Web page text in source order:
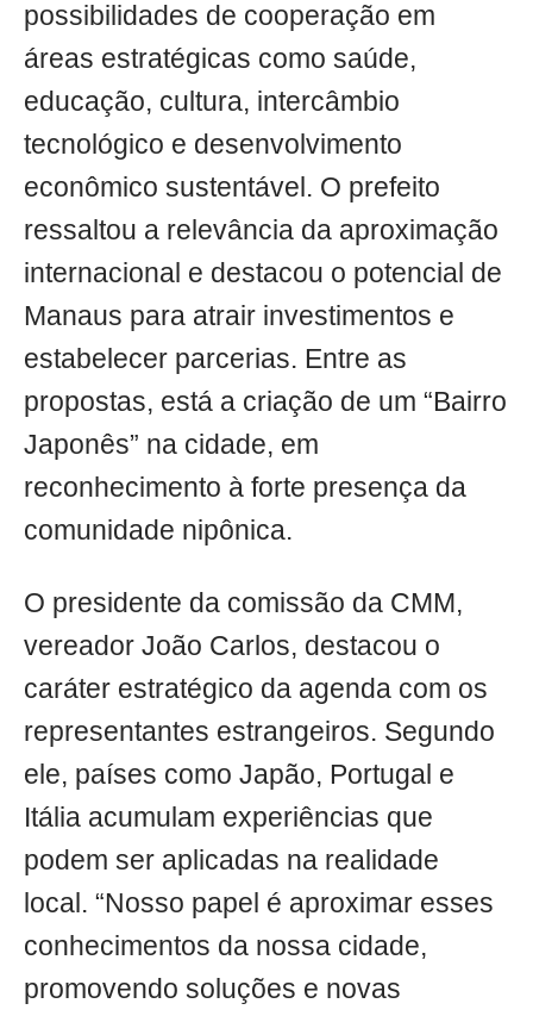
possibilidades de cooperação em
áreas estratégicas como saúde,
educação, cultura, intercâmbio
tecnológico e desenvolvimento
econômico sustentável. O prefeito
ressaltou a relevância da aproximação
internacional e destacou o potencial de
Manaus para atrair investimentos e
estabelecer parcerias. Entre as
propostas, está a criação de um “Bairro
Japonês” na cidade, em
reconhecimento à forte presença da
comunidade nipônica.
O presidente da comissão da CMM,
vereador João Carlos, destacou o
caráter estratégico da agenda com os
representantes estrangeiros. Segundo
ele, países como Japão, Portugal e
Itália acumulam experiências que
podem ser aplicadas na realidade
local. “Nosso papel é aproximar esses
conhecimentos da nossa cidade,
promovendo soluções e novas